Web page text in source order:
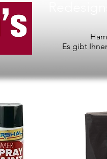
Es gibt